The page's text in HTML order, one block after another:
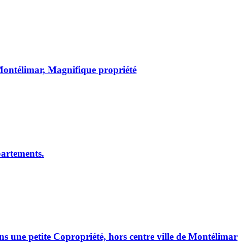
Magnifique propriété
une petite Copropriété, hors centre ville de Montélimar